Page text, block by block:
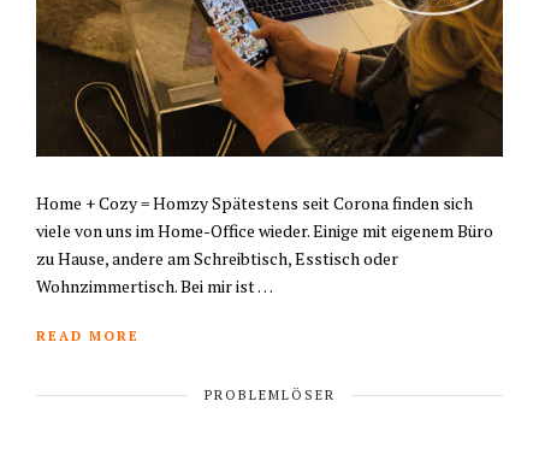
Home + Cozy = Homzy Spätestens seit Corona finden sich
viele von uns im Home-Office wieder. Einige mit eigenem Büro
zu Hause, andere am Schreibtisch, Esstisch oder
Wohnzimmertisch. Bei mir ist …
READ MORE
PROBLEMLÖSER